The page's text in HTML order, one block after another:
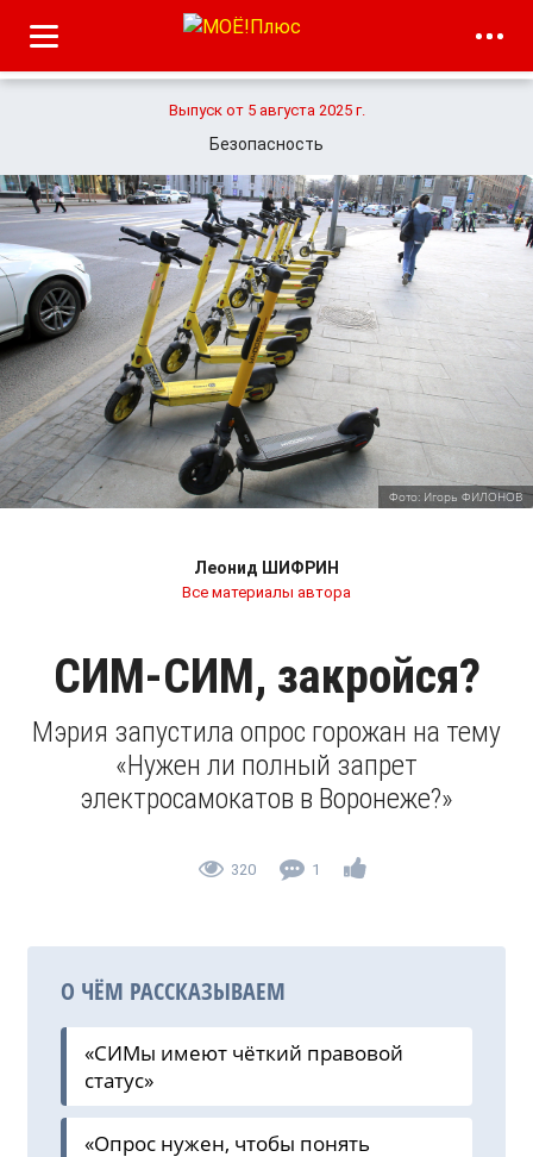
Выпуск от 5 августа 2025 г.
Безопасность
Фото: Игорь ФИЛОНОВ
Леонид ШИФРИН
Все материалы автора
СИМ-СИМ, закройся?
Мэрия запустила опрос горожан на тему
«Нужен ли полный запрет
электросамокатов в Воронеже?»
320 1
О ЧЁМ РАССКАЗЫВАЕМ
«СИМы имеют чёткий правовой
статус»
«Опрос нужен, чтобы понять